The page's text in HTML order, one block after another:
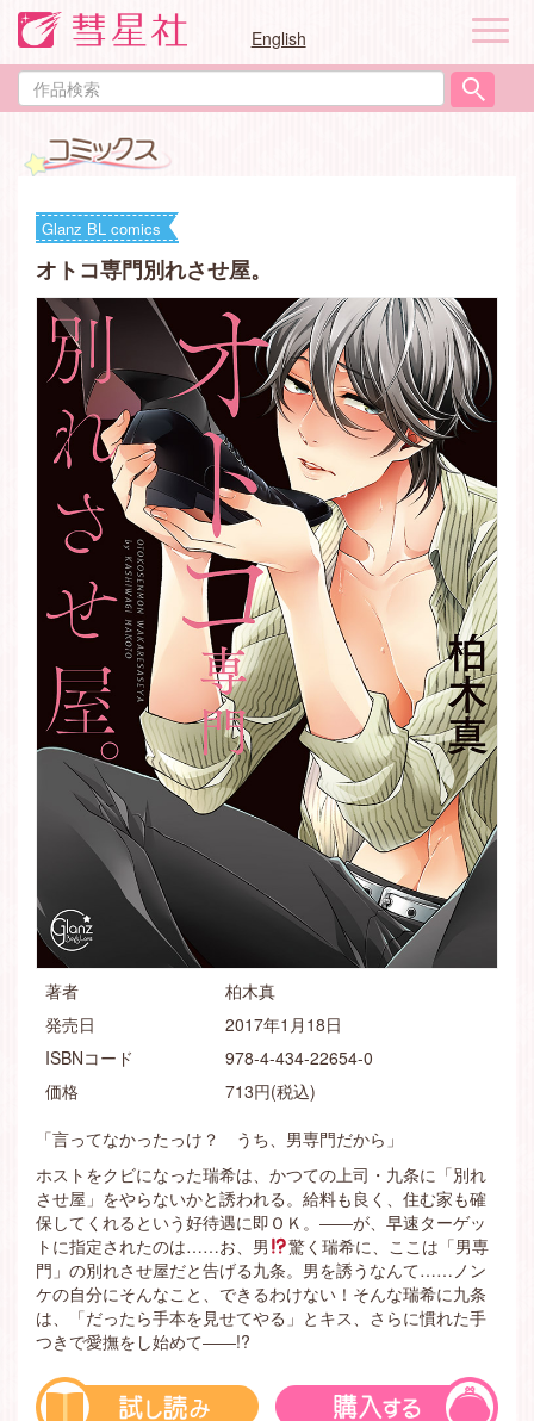
English
作
品
ナ
ゲ
ー
Glanz BL comics
オトコ専門別れさせ屋。
著者
柏木真
発売日
2017年1月18日
ISBNコード
978-4-434-22654-0
価格
713円(税込)
「言ってなかったっけ？ うち、男専門だから」
ホストをクビになった瑞希は、かつての上司・九条に「別れ
させ屋」をやらないかと誘われる。給料も良く、住む家も確
保してくれるという好待遇に即ＯＫ。――が、早速ターゲッ
トに指定されたのは……お、男
驚く瑞希に、ここは「男専
門」の別れさせ屋だと告げる九条。男を誘うなんて……ノン
ケの自分にそんなこと、できるわけない！そんな瑞希に九条
は、「だったら手本を見せてやる」とキス、さらに慣れた手
つきで愛撫をし始めて――!?